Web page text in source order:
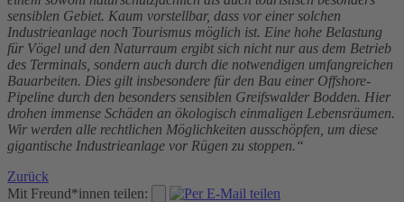
sensiblen Gebiet. Kaum vorstellbar, dass vor einer solchen
Industrieanlage noch Tourismus möglich ist. Eine hohe Belastung
für Vögel und den Naturraum ergibt sich nicht nur aus dem Betrieb
des Terminals, sondern auch durch die notwendigen umfangreichen
Bauarbeiten. Dies gilt insbesondere für den Bau einer Offshore-
Pipeline durch den besonders sensiblen Greifswalder Bodden. Hier
drohen immense Schäden an ökologisch einmaligen Lebensräumen.
Wir werden alle rechtlichen Möglichkeiten ausschöpfen, um diese
gigantische Industrieanlage vor Rügen zu stoppen.“
Zurück
Mit Freund*innen teilen: